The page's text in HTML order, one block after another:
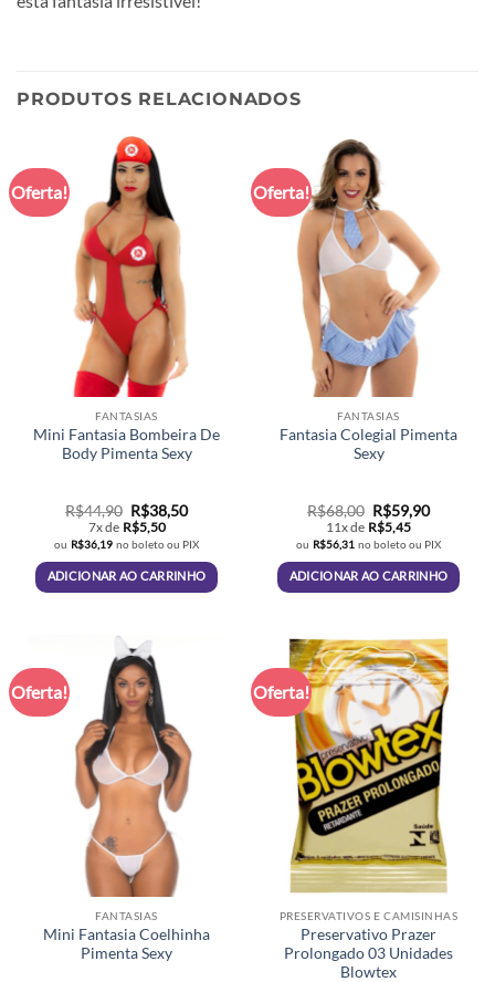
PRODUTOS RELACIONADOS
Oferta!
FANTASIAS
Mini Fantasia Bombeira De
Body Pimenta Sexy
R$44,90 O
preço
original
era:
R$44,90.
R$38,50O
atual
é:
R$38,50.
7x de R$5,50
ou R$36,19 no boleto ou PIX
ADICIONAR AO CARRINHO
Oferta!
FANTASIAS
Fantasia Colegial Pimenta
Sexy
R$68,00 O
preço
original
era:
R$68,00.
R$59,90O
atual
é:
R$59,90.
11x de R$5,45
ou R$56,31 no boleto ou PIX
ADICIONAR AO CARRINHO
Oferta!
FANTASIAS
Mini Fantasia Coelhinha
Pimenta Sexy
Oferta!
PRESERVATIVOS E CAMISINHAS
Preservativo Prazer
Prolongado 03 Unidades
Blowtex